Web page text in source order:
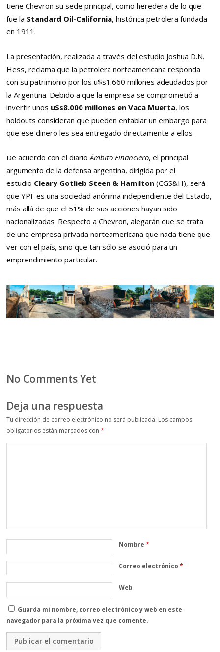
tiene Chevron su sede principal, como heredera de lo que
fue la Standard Oil-California, histórica petrolera fundada
en 1911.
La presentación, realizada a través del estudio Joshua D.N.
Hess, reclama que la petrolera norteamericana responda
con su patrimonio por los u$s1.660 millones adeudados por
la Argentina. Debido a que la empresa se comprometió a
invertir unos u$s8.000 millones en Vaca Muerta, los
holdouts consideran que pueden entablar un embargo para
que ese dinero les sea entregado directamente a ellos.
De acuerdo con el diarioÁmbito Financiero, el principal
argumento de la defensa argentina, dirigida por el
estudio Cleary Gotlieb Steen & Hamilton (CGS&H), será
que YPF es una sociedad anónima independiente del Estado,
más allá de que el 51% de sus acciones hayan sido
nacionalizadas. Respecto a Chevron, alegarán que se trata
de una empresa privada norteamericana que nada tiene que
ver con el país, sino que tan sólo se asoció para un
emprendimiento particular.
No Comments Yet
Deja una respuesta
Tu dirección de correo electrónico no será publicada. Los campos
obligatorios están marcados con*
Nombre*
Correo electrónico*
Web
Guarda mi nombre, correo electrónico y web en este
navegador para la próxima vez que comente.